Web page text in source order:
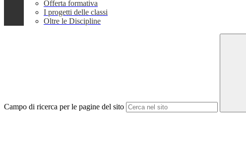
Offerta formativa
I progetti delle classi
Oltre le Discipline
Campo di ricerca per le pagine del sito